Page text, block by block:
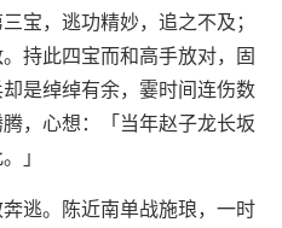
宝，逃功精妙，追之不及；
持此四宝而和高手放对，固
是绰绰有余，霎时间连伤数
，心想：「当年赵子龙长坂
」
逃。陈近南单战施琅，一时